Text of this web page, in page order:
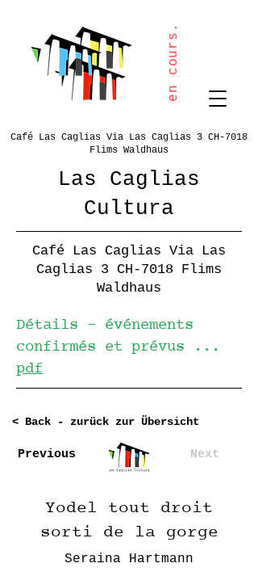
Las Caglias
Cultura
Café Las Caglias Via Las
Caglias 3 CH-7018 Flims
Waldhaus
en cours.
Café Las Caglias Via Las Caglias 3 CH-7018
Flims Waldhaus
Détails - événements
confirmés et prévus ...
pdf
< Back - zurück zur Übersicht
Previous Next
Yodel tout droit
sorti de la gorge
Seraina Hartmann